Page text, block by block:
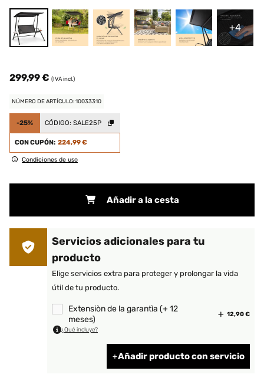
+4
299,99 € (IVA incl.)
NÚMERO DE ARTÍCULO: 10033310
-25% CÓDIGO: SALE25P
CON CUPÓN: 224,99 €
Condiciones de uso
Añadir a la cesta
Servicios adicionales para tu
producto
Elige servicios extra para proteger y prolongar la vida
útil de tu producto.
Extensiòn de la garantìa (+ 12
meses)
12,90 €
¿Qué incluye?
Añadir producto con servicio